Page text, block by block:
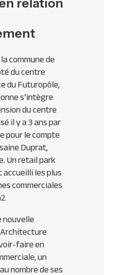
relation
commune de
du centre
du Futuropôle,
s’intègre
du centre
il y a 3 ans par
pour le compte
Duprat,
Un retail park
les plus
commerciales
Architecture
faire en
un
nombre de ses